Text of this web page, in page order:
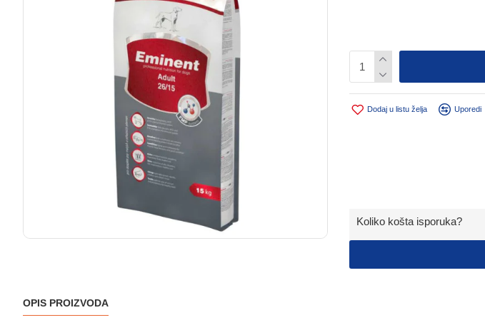
Dodaj u listu želja Uporedi
Koliko košta isporuka?
OPIS PROIZVODA